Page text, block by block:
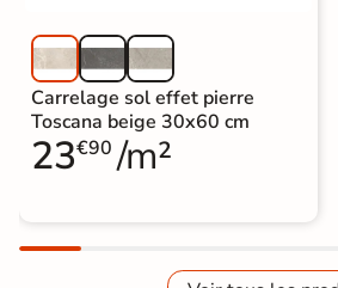
Carrelage sol effet pierre
Toscana beige 30x60 cm
23€90 /m²